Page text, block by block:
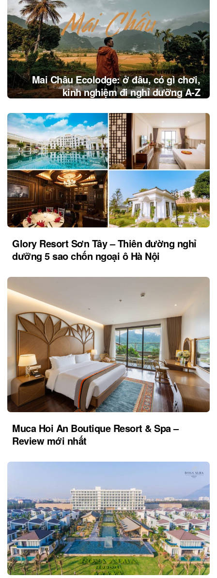
Mai Châu Ecolodge: ở đâu, có gì chơi,
kinh nghiệm đi nghỉ dưỡng A-Z
Glory Resort Sơn Tây – Thiên đường nghỉ
dưỡng 5 sao chốn ngoại ô Hà Nội
Muca Hoi An Boutique Resort & Spa –
Review mới nhất